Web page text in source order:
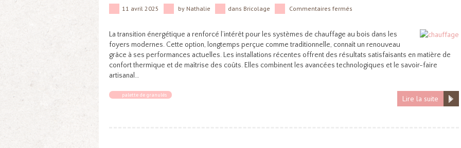
11 avril 2025 by Nathalie dans Bricolage Commentaires fermés
La transition énergétique a renforcé l’intérêt pour les systèmes de chauffage au bois dans les
foyers modernes. Cette option, longtemps perçue comme traditionnelle, connaît un renouveau
grâce à ses performances actuelles. Les installations récentes offrent des résultats satisfaisants en matière de
confort thermique et de maîtrise des coûts. Elles combinent les avancées technologiques et le savoir-faire
artisanal…
Lire la suite
palette de granulés